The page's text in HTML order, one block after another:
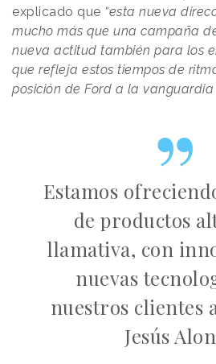
explicado que “esta nueva
mucho más que una campaña
nueva actitud también para los
que refleja estos tiempos de
posición de Ford a la
Estamos
de productos
llamativa, con
nuevas
nuestros clientes
Jesús